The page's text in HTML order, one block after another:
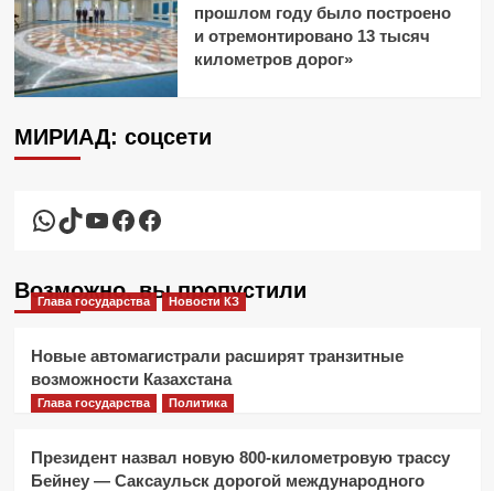
прошлом году было построено
и отремонтировано 13 тысяч
километров дорог»
МИРИАД: соцсети
WhatsApp
TikTok
YouTube
Facebook
Facebook
Возможно, вы пропустили
Глава государства Новости КЗ
Новые автомагистрали расширят транзитные
возможности Казахстана
Глава государства Политика
Президент назвал новую 800-километровую трассу
Бейнеу — Саксаульск дорогой международного